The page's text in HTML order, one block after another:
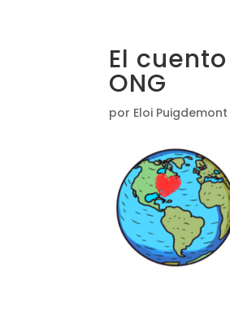
El
ONG
por Eloi Puigdemont